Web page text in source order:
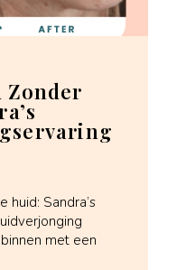
Zonder
huid: Sandra’s
met een